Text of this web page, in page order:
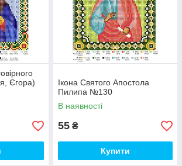
Єгора)
Ікона Святого Апостола
Пилипа №130
В наявності
55 ₴
Купити